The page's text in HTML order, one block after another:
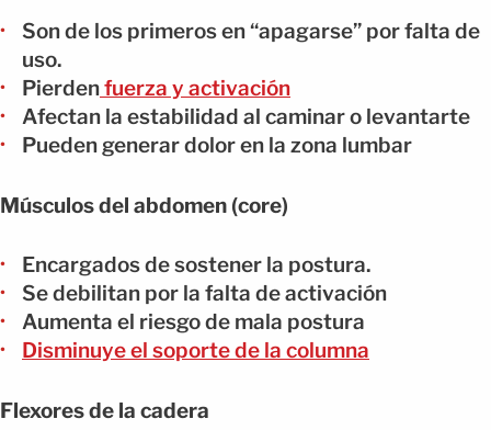
Son de los primeros en “apagarse” por falta de
uso.
Pierdenfuerza y activación
Afectan la estabilidad al caminar o levantarte
Pueden generar dolor en la zona lumbar
Músculos del abdomen (core)
Encargados de sostener la postura.
Se debilitan por la falta de activación
Aumenta el riesgo de mala postura
Disminuye el soporte de la columna
Flexores de la cadera